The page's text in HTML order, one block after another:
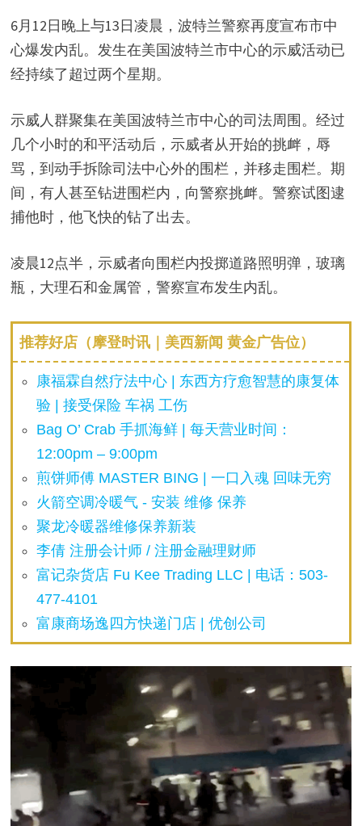
6月12日晚上与13日凌晨，波特兰警察再度宣布市中
心爆发内乱。发生在美国波特兰市中心的示威活动已
经持续了超过两个星期。
示威人群聚集在美国波特兰市中心的司法周围。经过
几个小时的和平活动后，示威者从开始的挑衅，辱
骂，到动手拆除司法中心外的围栏，并移走围栏。期
间，有人甚至钻进围栏内，向警察挑衅。警察试图逮
捕他时，他飞快的钻了出去。
凌晨12点半，示威者向围栏内投掷道路照明弹，玻璃
瓶，大理石和金属管，警察宣布发生内乱。
推荐好店（摩登时讯｜美西新闻 黄金广告位）
康福霖自然疗法中心 | 东西方疗愈智慧的康复体
验 | 接受保险 车祸 工伤
Bag O’ Crab 手抓海鲜 | 每天营业时间：
12:00pm – 9:00pm
煎饼师傅 MASTER BING | 一口入魂 回味无穷
火箭空调冷暖气 - 安装 维修 保养
聚龙冷暖器维修保养新装
李倩 注册会计师 / 注册金融理财师
富记杂货店 Fu Kee Trading LLC | 电话：503-
477-4101
富康商场逸四方快递门店 | 优创公司